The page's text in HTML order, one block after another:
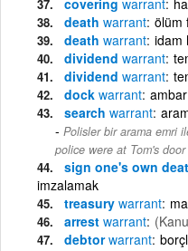
death warrant ölüm
death warrant idam
dividend warrant
dividend warrant
dock warrant
search warrant
Polisler bir arama emri
police were at Tom's
sign one's own
imzalamak
treasury warrant
arrest warrant
debtorwarrant